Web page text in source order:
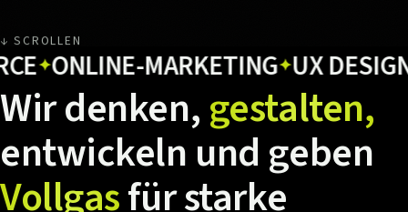
↓ SCROLLEN
ONLINE-MARKETING✦ UX DESIGN✦
Wirdenken,gestalten,
entwickeln und geben
Vollgasfürstarke